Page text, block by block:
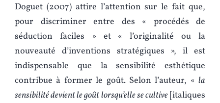
Doguet (2007) attire l’attention sur le fait que,
pour discriminer entre des « procédés de
séduction faciles » et « l’originalité ou la
nouveauté d’inventions stratégiques », il est
indispensable que la sensibilité esthétique
contribue à former le goût. Selon l’auteur, « la
sensibilité devient le goût lorsqu’elle se cultive[italiques